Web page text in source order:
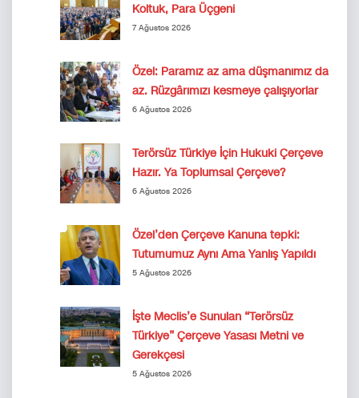
Koltuk, Para Üçgeni
7 Ağustos 2026
Özel: Paramız az ama düşmanımız da
az. Rüzgârımızı kesmeye çalışıyorlar
6 Ağustos 2026
Terörsüz Türkiye İçin Hukuki Çerçeve
Hazır. Ya Toplumsal Çerçeve?
6 Ağustos 2026
Özel’den Çerçeve Kanuna tepki:
Tutumumuz Aynı Ama Yanlış Yapıldı
5 Ağustos 2026
İşte Meclis’e Sunulan “Terörsüz
Türkiye” Çerçeve Yasası Metni ve
Gerekçesi
5 Ağustos 2026